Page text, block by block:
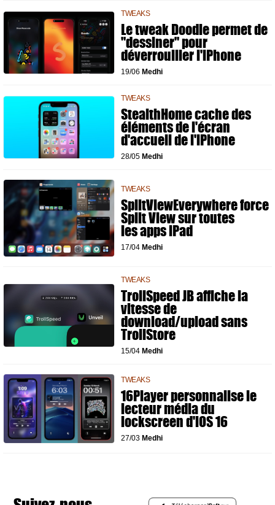
TWEAKS
Le tweak Doodle permet de
"dessiner" pour
déverrouiller l'iPhone
19/06 Medhi
TWEAKS
StealthHome cache des
éléments de l'écran
d'accueil de l'iPhone
28/05 Medhi
TWEAKS
SplitViewEverywhere force
Split View sur toutes
les apps iPad
17/04 Medhi
TWEAKS
TrollSpeed JB affiche la
vitesse de
download/upload sans
TrollStore
15/04 Medhi
TWEAKS
16Player personnalise le
lecteur média du
lockscreen d'iOS 16
27/03 Medhi